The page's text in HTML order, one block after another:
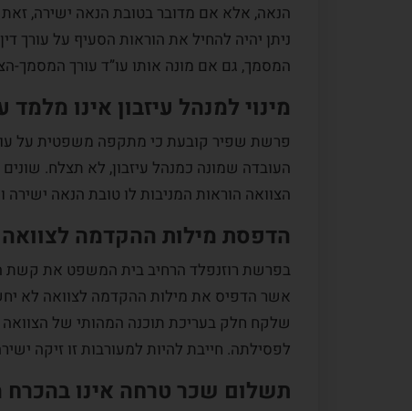
ניתן יהיה להחיל את הוראות הסעיף על
המסמך, גם אם מונה אותו עו”ד עורך המסמך-
מינוי למנהל עיזבון אינו
פרשת שפיר קובעת כי מתקפה משפטית על
העובדה שמונה כמנהל עיזבון, לא תצלח.
הצוואה הוראות המניבות לו טובת הנאה ישירה
הדפסת מילות ההקדמה לצוואה
בפרשת רוזנפלד הרחיב בית המשפט את קשת
אשר הדפיס את מילות ההקדמה לצוואה לא
לפסילתה. חייבת להיות למעורבות זו זיקה
תשלום שכר טרחה אינו בהכרח